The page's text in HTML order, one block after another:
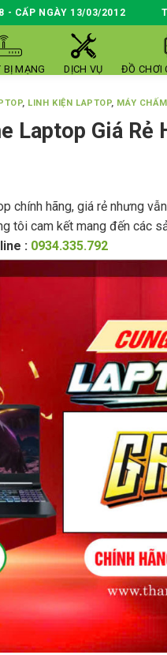
- CẤP NGÀY 13/03/2012
BỊ MẠNG DỊCH VỤ ĐỒ CHƠI
, LINH KIỆN LAPTOP, MÁY
Laptop Giá Rẻ
chính hãng, giá rẻ nhưng
tôi cam kết mang đến các
: 0934.335.792